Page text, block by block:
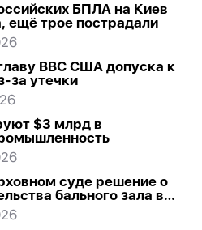
БПЛА на Киев
ещё трое пострадали
ВВС США допуска к
за утечки
$3 млрд в
суде решение о
бального зала в